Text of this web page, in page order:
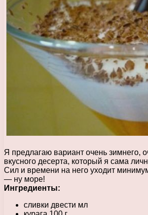
Я предлагаю вариант очень зимнего,
вкусного десерта, который я сама
Сил и времени на него уходит
— ну море!
Ингредиенты:
сливки двести мл